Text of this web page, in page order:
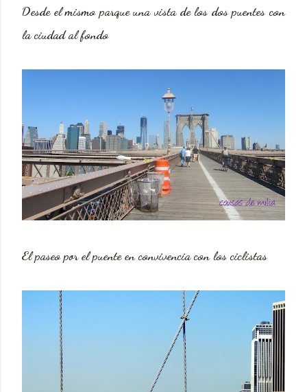
Desde el mismo parque una vista de los dos puentes con
la ciudad al fondo
El paseo por el puente en convivencia con los ciclistas